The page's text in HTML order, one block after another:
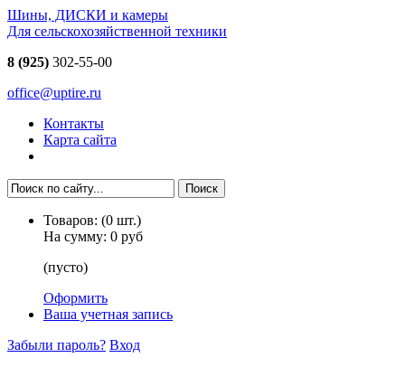
Шины, ДИСКИ и камеры
Для сельскохозяйственной техники
8 (925) 302-55-00
office@uptire.ru
Контакты
Карта сайта
Товаров: (0 шт.)
На сумму: 0 руб
(пусто)
Оформить
Ваша учетная запись
Забыли пароль? Вход